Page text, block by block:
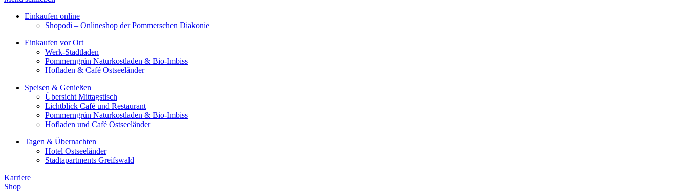
Einkaufen online
Shopodi – Onlineshop der Pommerschen Diakonie
Einkaufen vor Ort
Werk-Stadtladen
Pommerngrün Naturkostladen & Bio-Imbiss
Hofladen & Café Ostseeländer
Speisen & Genießen
Übersicht Mittagstisch
Lichtblick Café und Restaurant
Pommerngrün Naturkostladen & Bio-Imbiss
Hofladen und Café Ostseeländer
Tagen & Übernachten
Hotel Ostseeländer
Stadtapartments Greifswald
Karriere
Shop